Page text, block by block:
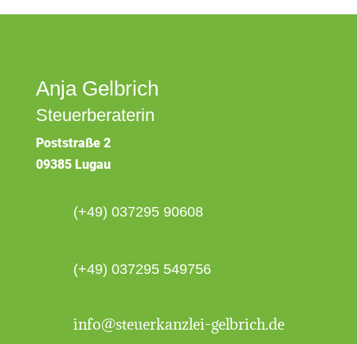
Anja Gelbrich
Steuerberaterin
Poststraße 2
09385 Lugau
(+49) 037295 90608
(+49) 037295 549756
info@steuerkanzlei-gelbrich.de